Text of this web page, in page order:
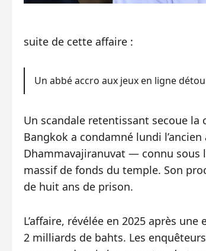
suite de cette affaire :
Un abbé accro aux jeux en ligne
Un scandale retentissant secoue
Bangkok a condamné lundi
Dhammavajiranuvat — connu sous
massif de fonds du temple. Son
de huit ans de prison.
L’affaire, révélée en 2025 après
2 milliards de bahts. Les